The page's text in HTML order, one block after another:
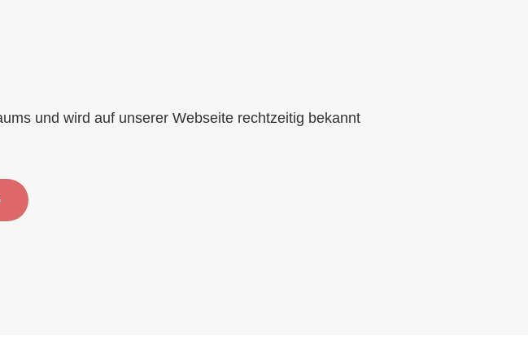
und wird auf unserer Webseite rechtzeitig bekannt